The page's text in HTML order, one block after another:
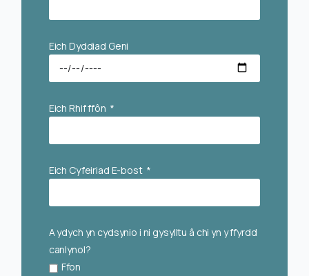
Eich Dyddiad Geni
Eich Rhif ffôn
Eich Cyfeiriad E-bost
A ydych yn cydsynio i ni gysylltu â chi yn y ffyrdd
canlynol?
Ffon